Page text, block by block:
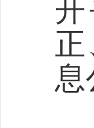
正
息